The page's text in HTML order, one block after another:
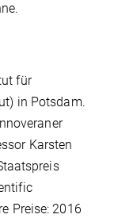
für
in Potsdam.
Karsten
Preise: 2016